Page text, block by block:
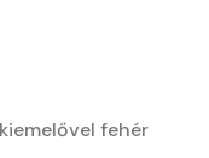
fehér